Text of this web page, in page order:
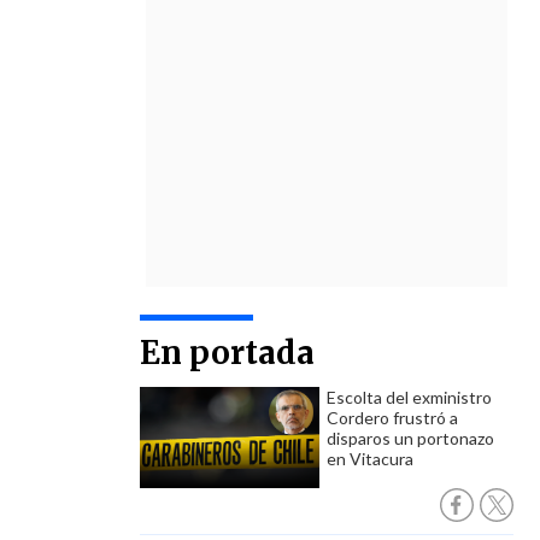
En portada
Escolta del exministro
Cordero frustró a
disparos un portonazo
en Vitacura